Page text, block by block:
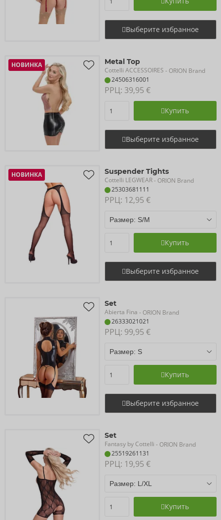
Выберите избранное
НОВИНКА Metal Top
Cottelli ACCESSOIRES - ORION Brand
24506316001
РРЦ: 39,95 €
Купить
Выберите избранное
НОВИНКА Suspender Tights
Cottelli LEGWEAR- ORION Brand
25303681111
РРЦ: 12,95 €
Купить
Выберите избранное
Set
Abierta Fina - ORION Brand
26333021021
РРЦ: 99,95 €
Купить
Выберите избранное
Set
Fantasy by Cottelli - ORION Brand
25519261131
РРЦ: 19,95 €
Купить